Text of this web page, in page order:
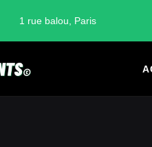
1 rue balou, Paris